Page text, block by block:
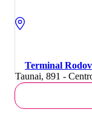
Terminal
Taunai, 891 -